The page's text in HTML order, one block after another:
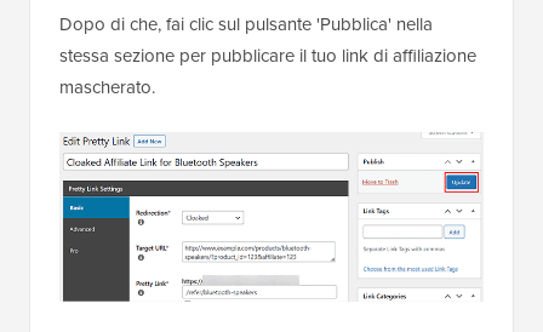
Dopo di che, fai clic sul pulsante 'Pubblica' nella
stessa sezione per pubblicare il tuo link di affiliazione
mascherato.